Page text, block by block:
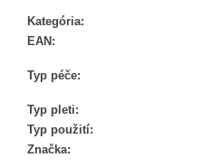
Kategória:
EAN:
Typ péče:
Typ pleti:
Typ použití:
Značka:
e
ESSENTÉ
AKTÍVNA
MASKA
PRI
AKNÉ
€2,86